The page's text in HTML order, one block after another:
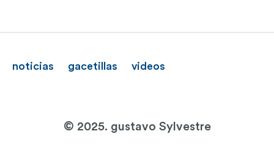
noticias gacetillas videos
© 2025. gustavo Sylvestre